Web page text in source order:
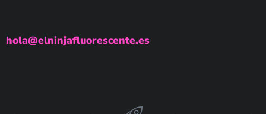
hola@elninjafluorescente.es